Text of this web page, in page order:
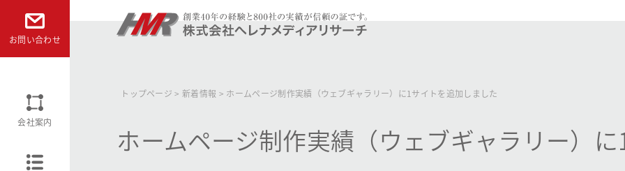
本文へ
トップページ > 新着情報 > ホームページ制作実績（ウェブギャラリー）に1サイトを追加しました
ホームページ制作実績（ウェブギャラリー）
お問い合わせ
会社案内